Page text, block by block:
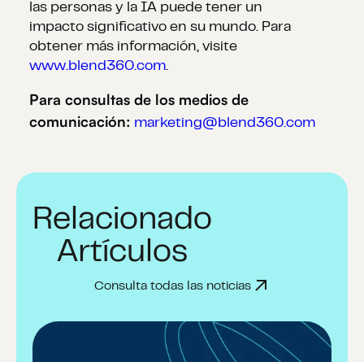
las personas y la IA puede tener un
impacto significativo en su mundo. Para
obtener más información, visite
www.blend360.com.
Para consultas de los medios de
comunicación: marketing@blend360.com
Relacionado
Artículos
Consulta todas las noticias